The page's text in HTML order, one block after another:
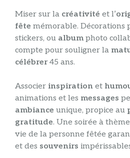
Miser sur la créativité et l’
fête mémorable. Décorations
stickers, ou albumphoto
compte pour souligner la
célébrer45 ans.
Associer inspiration et
animations et les messages
ambiance unique, propice au
gratitude. Une soirée à
vie de la personne fêtée
et des souvenirs